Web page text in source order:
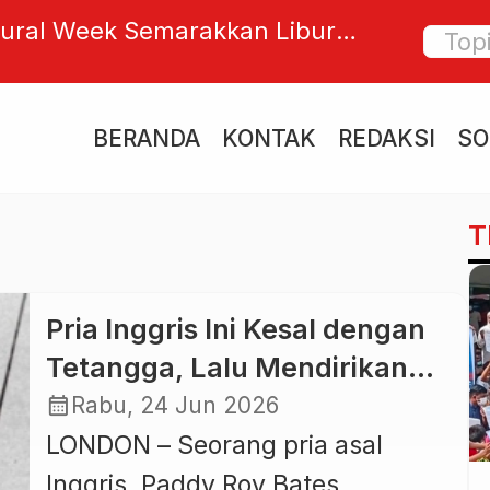
Week Semarakkan Libur
Bali
BERANDA KONTAK REDAKSI
Pria Inggris Ini Kesal dengan
Tetangga, Lalu Mendirikan
Negara Sendiri di Tengah
Laut
calendar_month Rabu, 24 Jun 2026
LONDON – Seorang pria asal